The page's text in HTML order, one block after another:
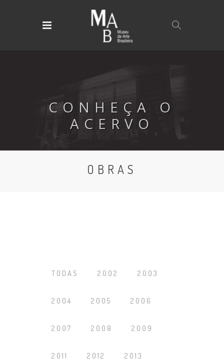
CONHEÇA O
ACERVO
OBRAS
TODAS 2002 2003
2004 2005 2006
2007 2008 2009
2011 2012 2013